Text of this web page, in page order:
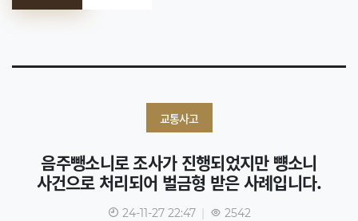
교통사고
음주뺑소니로 조사가 진행되었지만 뻉소니
사건으로 처리되어 벌금형 받은 사례입니다.
24-11-27 22:47 | 2542